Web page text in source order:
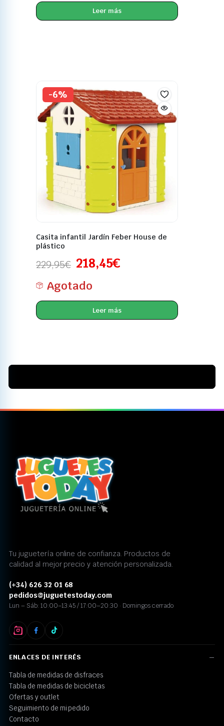
Leer más
-6%
Casita infantil Jardín Feber House de
plástico
229,95€ 218,45€
Agotado
Leer más
Tu juguetería online de confianza. Productos de
calidad al mejor precio y atención personalizada.
(+34) 626 32 01 68
pedidos@juguetestoday.com
Lun – Sáb: 10:00–13:45 / 17:00–20:30 · Domingos cerrado
ENLACES DE INTERÉS
Tabla de medidas de disfraces
Tabla de medidas de bicicletas
Ofertas y outlet
Seguimiento de mi pedido
Contacto